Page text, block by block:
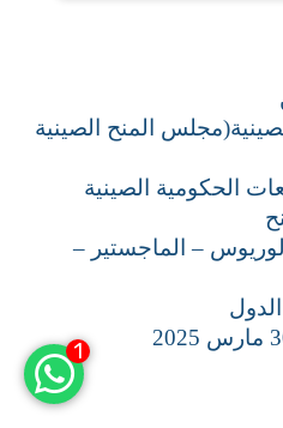
المنح الصينية
الحكومية الصينية
– الماجستير –
مارس 2025
1